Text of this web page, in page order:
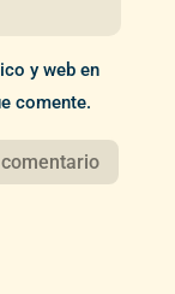
y web en
comente.